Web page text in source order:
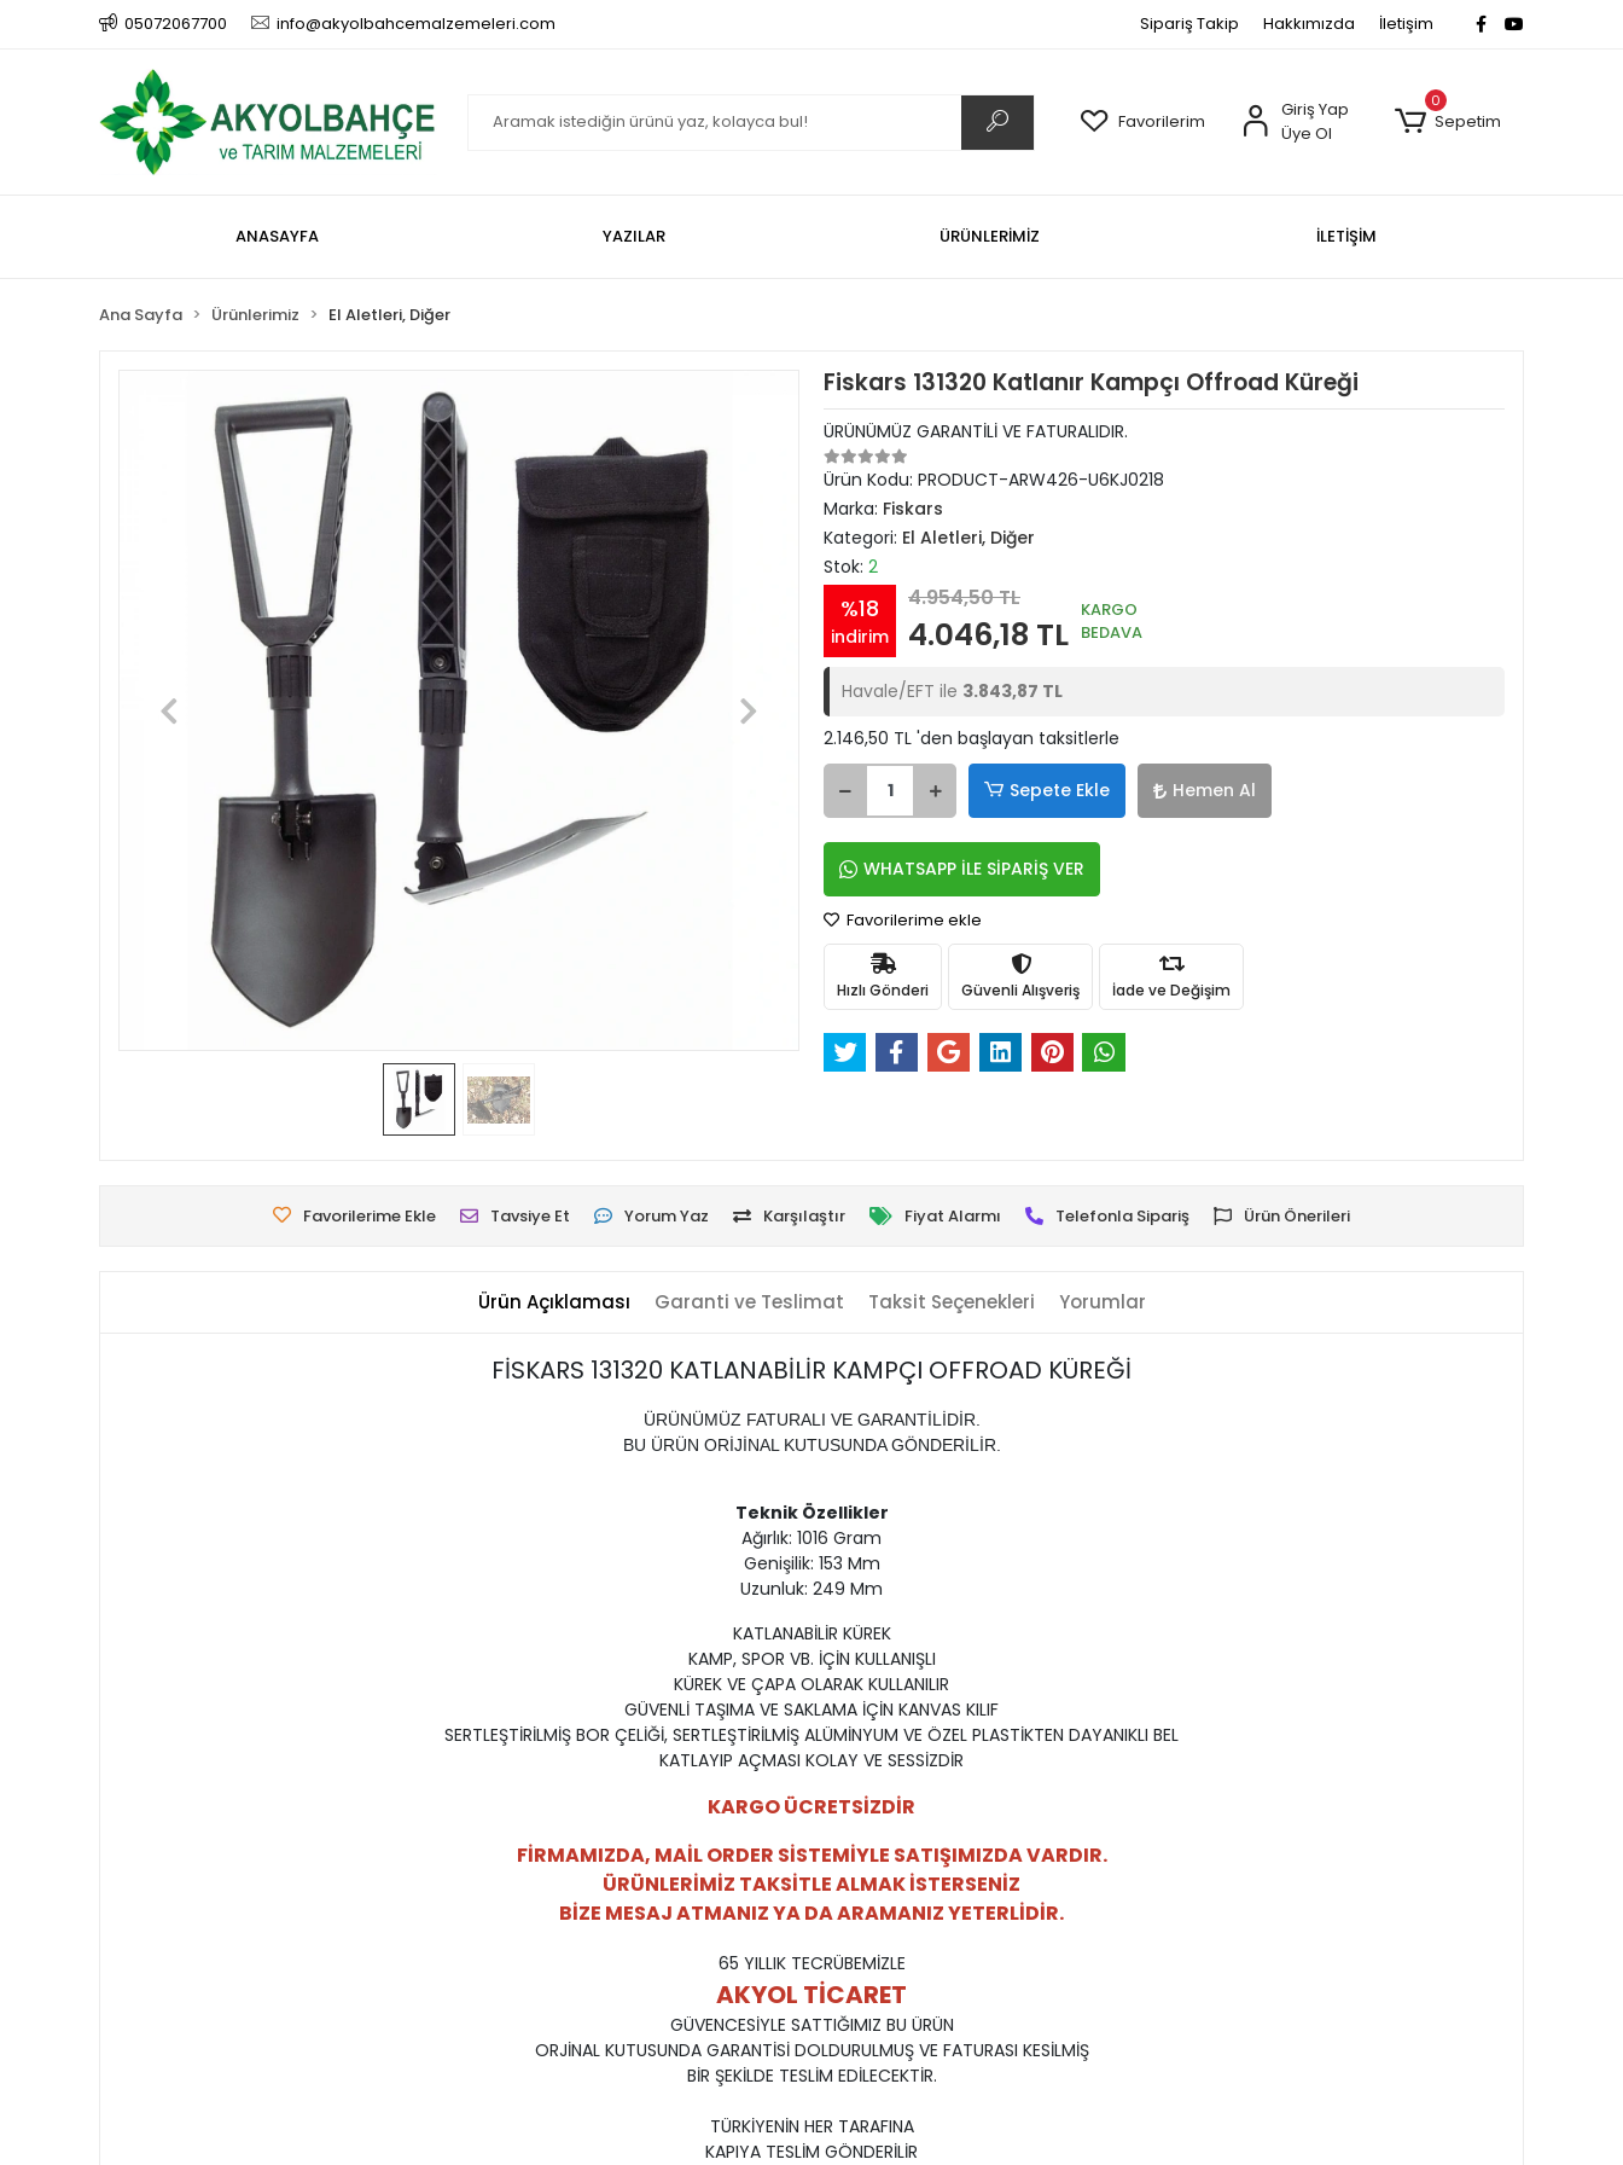
05072067700 info@akyolbahcemalzemeleri.com Sipariş Takip Hakkımızda İletişim
Favorilerim
Giriş Yap
Üye Ol
0
Sepetim
ANASAYFA YAZILAR ÜRÜNLERİMİZ İLETİŞİM
Ana Sayfa Ürünlerimiz El Aletleri, Diğer
Fiskars 131320 Katlanır Kampçı Offroad Küreği
ÜRÜNÜMÜZ GARANTİLİ VE FATURALIDIR.
Ürün Kodu: PRODUCT-ARW426-U6KJ0218
Marka: Fiskars
Kategori: El Aletleri, Diğer
Stok: 2
%18
indirim
4.954,50 TL
4.046,18 TL
KARGO
BEDAVA
Havale/EFT ile 3.843,87 TL
2.146,50 TL 'den başlayan taksitlerle
Sepete Ekle Hemen Al
WHATSAPP İLE SİPARİŞ VER
Favorilerime ekle
Hızlı Gönderi Güvenli Alışveriş İade ve Değişim
Favorilerime Ekle Tavsiye Et Yorum Yaz Karşılaştır Fiyat Alarmı Telefonla Sipariş Ürün Önerileri
Ürün Açıklaması Garanti ve Teslimat Taksit Seçenekleri Yorumlar
FİSKARS 131320 KATLANABİLİR KAMPÇI OFFROAD KÜREĞİ
ÜRÜNÜMÜZ FATURALI VE GARANTİLİDİR.
BU ÜRÜN ORİJİNAL KUTUSUNDA GÖNDERİLİR.
Teknik Özellikler
Ağırlık: 1016 Gram
Genişilik: 153 Mm
Uzunluk: 249 Mm
KATLANABİLİR KÜREK
KAMP, SPOR VB. İÇİN KULLANIŞLI
KÜREK VE ÇAPA OLARAK KULLANILIR
GÜVENLİ TAŞIMA VE SAKLAMA İÇİN KANVAS KILIF
SERTLEŞTİRİLMİŞ BOR ÇELİĞİ, SERTLEŞTİRİLMİŞ ALÜMİNYUM VE ÖZEL PLASTİKTEN DAYANIKLI BEL
KATLAYIP AÇMASI KOLAY VE SESSİZDİR
KARGO ÜCRETSİZDİR
FİRMAMIZDA, MAİL ORDER SİSTEMİYLE SATIŞIMIZDA VARDIR.
ÜRÜNLERİMİZ TAKSİTLE ALMAK İSTERSENİZ
BİZE MESAJ ATMANIZ YA DA ARAMANIZ YETERLİDİR.
65 YILLIK TECRÜBEMİZLE
AKYOL TİCARET
GÜVENCESİYLE SATTIĞIMIZ BU ÜRÜN
ORJİNAL KUTUSUNDA GARANTİSİ DOLDURULMUŞ VE FATURASI KESİLMİŞ
BİR ŞEKİLDE TESLİM EDİLECEKTİR.
TÜRKİYENİN HER TARAFINA
KAPIYA TESLİM GÖNDERİLİR